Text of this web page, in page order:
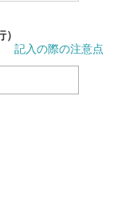
記入の際の注意点